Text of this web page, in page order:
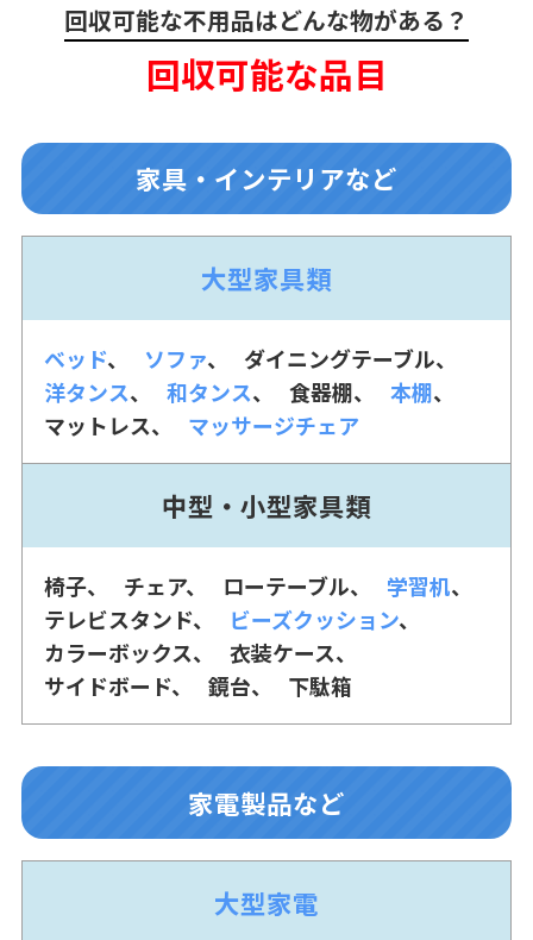
回収可能な不用品はどんな物がある？
回収可能な品目
家具・インテリアなど
大型家具類
ベッド ソファ
ダイニングテーブル
洋タンス
和タンス 食器棚
本棚
マットレス
マッサージチェア
中型・小型家具類
椅子 チェア ローテーブル
学習机
テレビスタンド
ビーズクッション
カラーボックス
衣装ケース
サイドボード
鏡台 下駄箱
家電製品など
大型家電